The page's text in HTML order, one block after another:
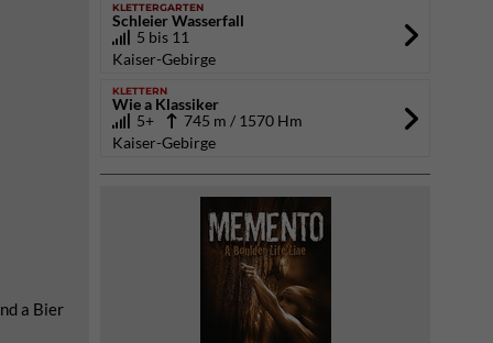
a Bier
KLETTERGARTEN
Schleier Wasserfall
5 bis 11
Kaiser-Gebirge
KLETTERN
Wie a Klassiker
5+
745 m / 1570 Hm
Kaiser-Gebirge